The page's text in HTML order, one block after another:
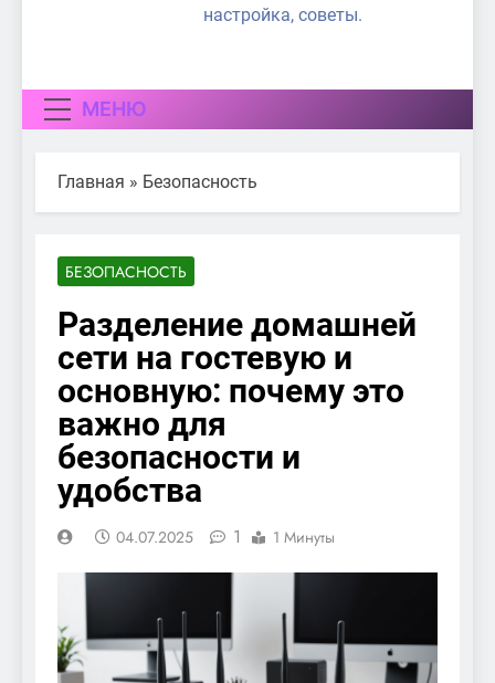
настройка, советы.
МЕНЮ
Главная » Безопасность
БЕЗОПАСНОСТЬ
Разделение домашней
сети на гостевую и
основную: почему это
важно для
безопасности и
удобства
04.07.2025 1 1 Минуты